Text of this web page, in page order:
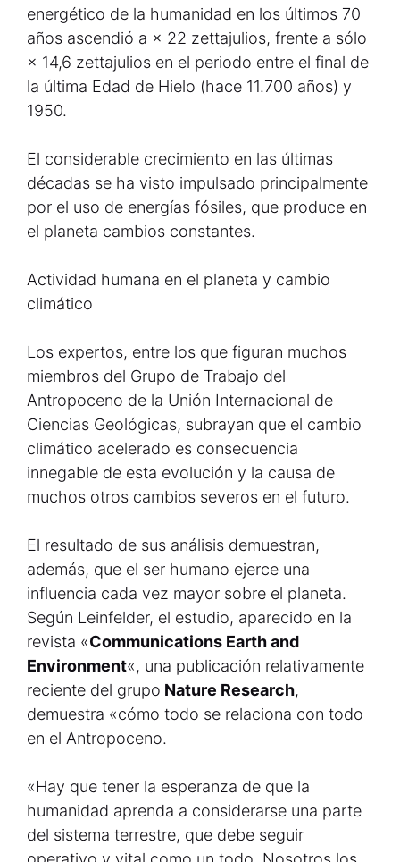
energético de la humanidad en los últimos 70
años ascendió a × 22 zettajulios, frente a sólo
× 14,6 zettajulios en el periodo entre el final de
la última Edad de Hielo (hace 11.700 años) y
1950.
El considerable crecimiento en las últimas
décadas se ha visto impulsado principalmente
por el uso de energías fósiles, que produce en
el planeta cambios constantes.
Actividad humana en el planeta y cambio
climático
Los expertos, entre los que figuran muchos
miembros del Grupo de Trabajo del
Antropoceno de la Unión Internacional de
Ciencias Geológicas, subrayan que el cambio
climático acelerado es consecuencia
innegable de esta evolución y la causa de
muchos otros cambios severos en el futuro.
El resultado de sus análisis demuestran,
además, que el ser humano ejerce una
influencia cada vez mayor sobre el planeta.
Según Leinfelder, el estudio, aparecido en la
revista «Communications Earth and
Environment«, una publicación relativamente
reciente del grupo Nature Research,
demuestra «cómo todo se relaciona con todo
en el Antropoceno.
«Hay que tener la esperanza de que la
humanidad aprenda a considerarse una parte
del sistema terrestre, que debe seguir